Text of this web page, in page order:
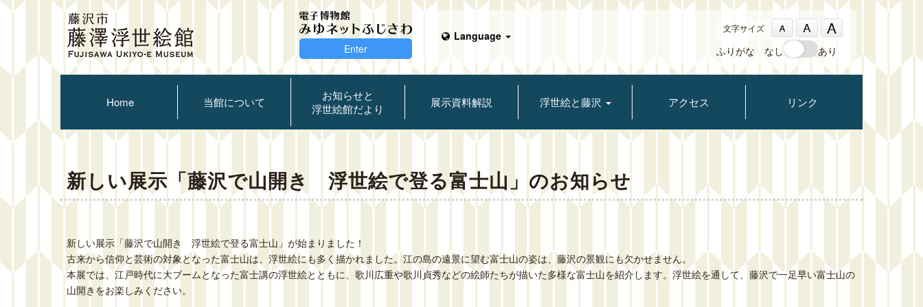
Enter
Language
文字サイズ
ふりがな なし あり
Home 当館について
お知らせと
浮世絵館だより
展示資料解説 浮世絵と藤沢 アクセス リンク
新しい展示「藤沢で山開き 浮世絵で登る富士山」のお知らせ
新しい展示「藤沢で山開き 浮世絵で登る富士山」が始まりました！
古来から信仰と芸術の対象となった富士山は、浮世絵にも多く描かれました。江の島の遠景に望む富士山の姿は、藤沢の景観にも欠かせません。
本展では、江戸時代に大ブームとなった富士講の浮世絵とともに、歌川広重や歌川貞秀などの絵師たちが描いた多様な富士山を紹介します。浮世絵を通して、藤沢で一足早い富士山の
山開きをお楽しみください。